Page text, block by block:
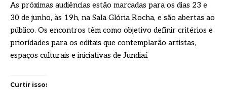
As próximas audiências estão marcadas para os dias 23 e
30 de junho, às 19h, na Sala Glória Rocha, e são abertas ao
público. Os encontros têm como objetivo definir critérios e
prioridades para os editais que contemplarão artistas,
espaços culturais e iniciativas de Jundiaí.
Curtir isso: